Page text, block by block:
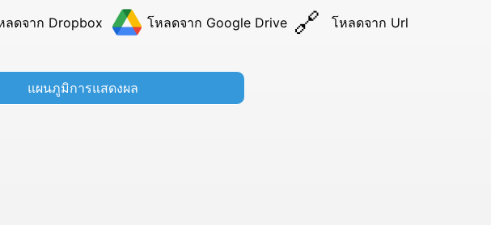
ลดจาก Dropbox โหลดจาก Google Drive โหลดจาก Url
แผนภูมิการแสดงผล